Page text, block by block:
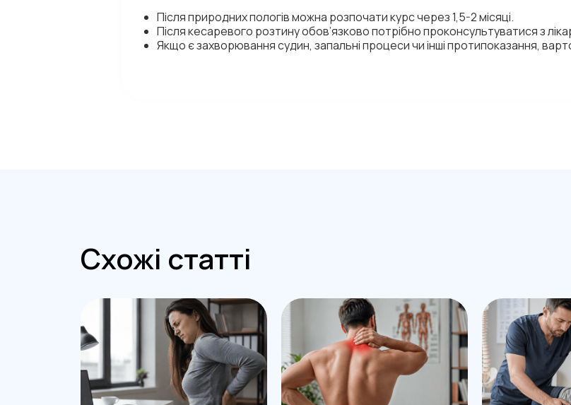
Після природних пологів можна розпочати курс через 1,5-2 місяці.
Після кесаревого розтину обов’язково потрібно проконсультуватися з
Якщо є захворювання судин, запальні процеси чи інші протипоказання,
Схожі статті